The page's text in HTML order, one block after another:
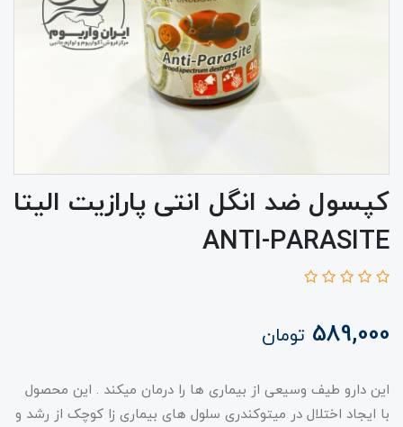
کپسول ضد انگل انتی پارازیت الیتا
ANTI-PARASITE
589,000 تومان
این دارو طیف وسیعی از بیماری ها را درمان میکند . این محصول
با ایجاد اختلال در میتوکندری سلول های بیماری زا کوچک از رشد و